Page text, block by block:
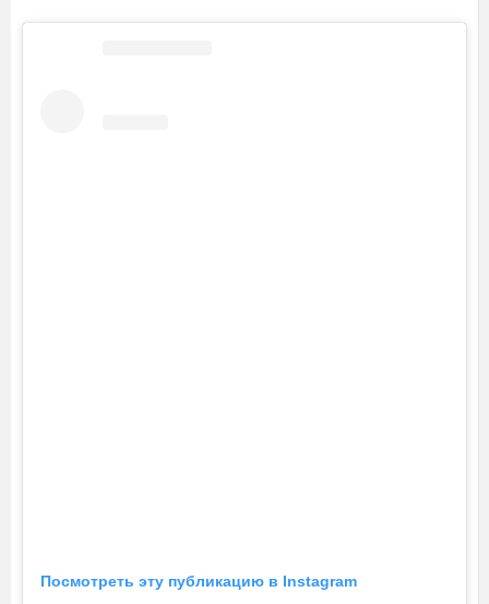
Посмотреть эту публикацию в Instagram